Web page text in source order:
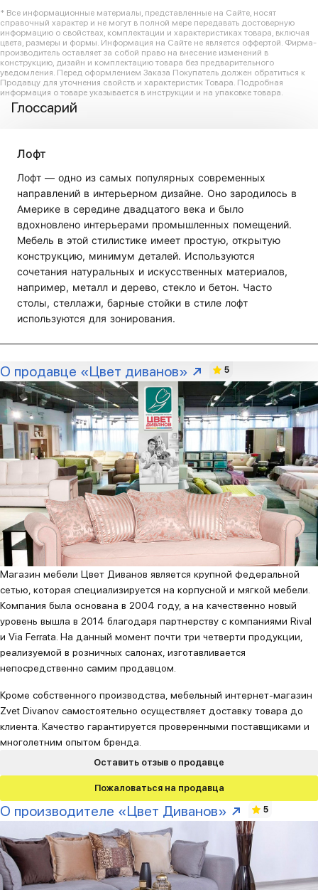
* Все информационные материалы, представленные на Сайте, носят
справочный характер и не могут в полной мере передавать достоверную
информацию о свойствах, комплектации и характеристиках товара, включая
цвета, размеры и формы. Информация на Сайте не является оффертой. Фирма-
производитель оставляет за собой право на внесение изменений в
конструкцию, дизайн и комплектацию товара без предварительного
уведомления. Перед оформлением Заказа Покупатель должен обратиться к
Продавцу для уточнения свойств и характеристик Товара. Подробная
информация о товаре указывается в инструкции и на упаковке товара.
Глоссарий
Лофт
Лофт — одно из самых популярных современных
направлений в интерьерном дизайне. Оно зародилось в
Америке в середине двадцатого века и было
вдохновлено интерьерами промышленных помещений.
Мебель в этой стилистике имеет простую, открытую
конструкцию, минимум деталей. Используются
сочетания натуральных и искусственных материалов,
например, металл и дерево, стекло и бетон. Часто
столы, стеллажи, барные стойки в стиле лофт
используются для зонирования.
О продавце «Цвет диванов» 5
Оставить отзыв о продавце
Пожаловаться на продавца
Магазин мебели Цвет Диванов является крупной федеральной
сетью, которая специализируется на корпусной и мягкой мебели.
Компания была основана в 2004 году, а на качественно новый
уровень вышла в 2014 благодаря партнерству с компаниями Rival
и Via Ferrata. На данный момент почти три четверти продукции,
реализуемой в розничных салонах, изготавливается
непосредственно самим продавцом.
Кроме собственного производства, мебельный интернет-магазин
Zvet Divanov самостоятельно осуществляет доставку товара до
клиента. Качество гарантируется проверенными поставщиками и
многолетним опытом бренда.
О производителе «Цвет Диванов» 5